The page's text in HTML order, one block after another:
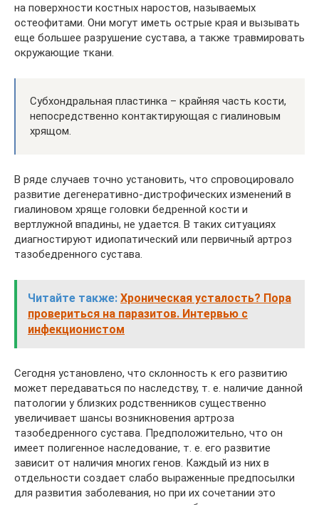
на поверхности костных наростов, называемых
остеофитами. Они могут иметь острые края и вызывать
еще большее разрушение сустава, а также травмировать
окружающие ткани.
Субхондральная пластинка – крайняя часть кости,
непосредственно контактирующая с гиалиновым
хрящом.
В ряде случаев точно установить, что спровоцировало
развитие дегенеративно-дистрофических изменений в
гиалиновом хряще головки бедренной кости и
вертлужной впадины, не удается. В таких ситуациях
диагностируют идиопатический или первичный артроз
тазобедренного сустава.
Читайте также: Хроническая усталость? Пора
провериться на паразитов. Интервью с
инфекционистом
Сегодня установлено, что склонность к его развитию
может передаваться по наследству, т. е. наличие данной
патологии у близких родственников существенно
увеличивает шансы возникновения артроза
тазобедренного сустава. Предположительно, что он
имеет полигенное наследование, т. е. его развитие
зависит от наличия многих генов. Каждый из них в
отдельности создает слабо выраженные предпосылки
для развития заболевания, но при их сочетании это